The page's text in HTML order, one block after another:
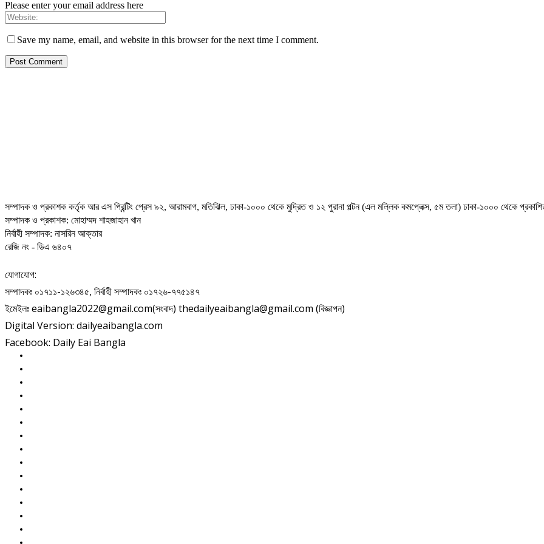
Please enter your email address here
Save my name, email, and website in this browser for the next time I comment.
সম্পাদক ও প্রকাশক কর্তৃক আর এস প্রিন্টিং প্রেস ৯২, আরামবাগ, মতিঝিল, ঢাকা-১০০০ থেকে মুদ্রিত ও ১২ পুরানা পল্টন (এল মল্লিক কমপ্লেক্স, ৫ম তলা) ঢাকা-১০০০ থেকে
সম্পাদক ও প্রকাশক: মোহাম্মদ শাহজাহান খান
নির্বাহী সম্পাদক: নাসরিন আক্তার
রেজি নং - ডিএ ৬৪০৭
যোগাযোগ:
সম্পাদকঃ ০১৭১১-১২৬৩৪৫, নির্বাহী সম্পাদকঃ ০১৭২৬-৭৭৫১৪৭
ইমেইলঃ eaibangla2022@gmail.com(সংবাদ) thedailyeaibangla@gmail.com (বিজ্ঞাপন)
Digital Version: dailyeaibangla.com
Facebook: Daily Eai Bangla